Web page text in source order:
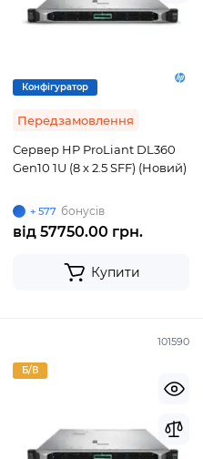
Конфігуратор
Передзамовлення
Сервер HP ProLiant DL360
Gen10 1U (8 x 2.5 SFF) (Новий)
+ 577 бонусів
від 57750.00 грн.
Купити
101590
Б/В